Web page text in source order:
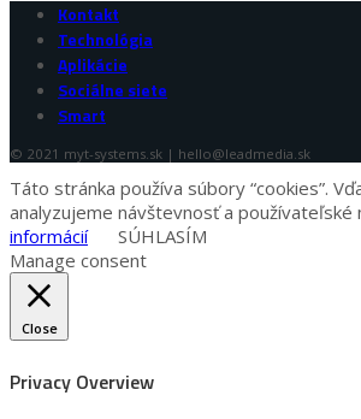
Kontakt
Technológia
Aplikácie
Sociálne siete
Smart
© 2021 myt-systems.sk | hello@leadmedia.sk
Táto stránka používa súbory “cookies”.
analyzujeme návštevnosť a používateľské
informácií
SÚHLASÍM
Manage consent
Close
Privacy Overview